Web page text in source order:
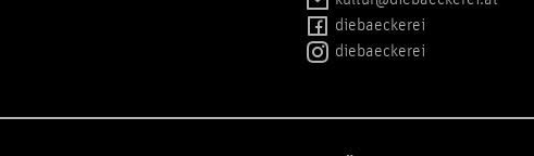
diebaeckerei
diebaeckerei